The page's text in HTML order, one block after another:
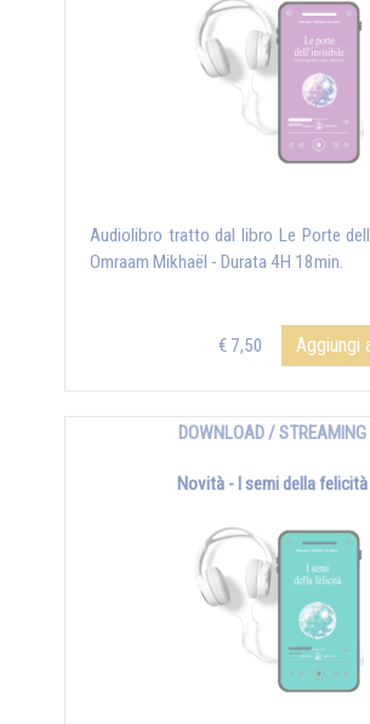
Audiolibro tratto dal libro Le Porte
Omraam Mikhaël - Durata 4H 18min.
€ 7,50 Aggiungi
DOWNLOAD / STREAMING
Novità - I semi della felicità